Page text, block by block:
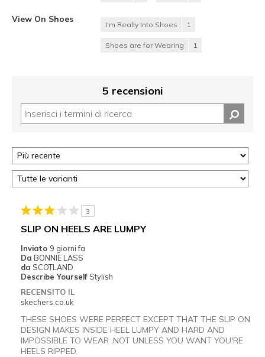
View On Shoes
I'm Really Into Shoes 1
Shoes are for Wearing 1
5 recensioni
3
SLIP ON HEELS ARE LUMPY
Inviato 9 giorni fa
Da BONNIE LASS
da SCOTLAND
Describe Yourself Stylish
RECENSITO IL
skechers.co.uk
THESE SHOES WERE PERFECT EXCEPT THAT THE SLIP ON
DESIGN MAKES INSIDE HEEL LUMPY AND HARD AND
IMPOSSIBLE TO WEAR ,NOT UNLESS YOU WANT YOU'RE
HEELS RIPPED.